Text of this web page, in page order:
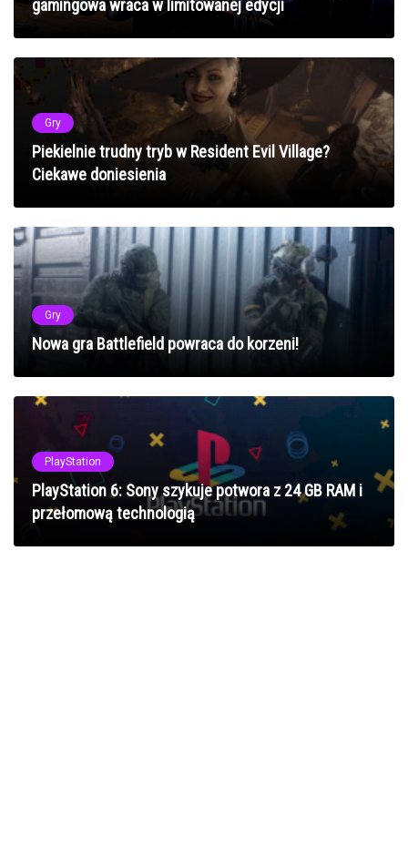
gamingowa wraca w limitowanej edycji
Gry
Piekielnie trudny tryb w Resident Evil Village?
Ciekawe doniesienia
Gry
Nowa gra Battlefield powraca do korzeni!
PlayStation
PlayStation 6: Sony szykuje potwora z 24 GB RAM i
przełomową technologią